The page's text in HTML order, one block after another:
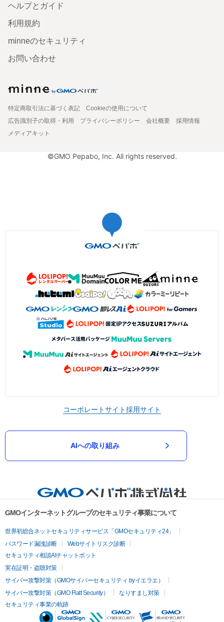
ヘルプとガイド
利用規約
minneのセキュリティ
お問い合わせ
特定商取引法に基づく表記
Cookieの使用について
広告識別子の取得・利用
プライバシーポリシー 会社概要
採用情報
メディアキット
©GMO Pepabo, Inc. All rights reserved.
コーポレートサイト採用サイト
AIへの取り組み
GMOインターネットグループのセキュリティ事業について
世界初総合ネットセキュリティサービス「GMOセキュリティ24」
パスワード漏洩診断
Webサイトリスク診断
セキュリティ相談AIチャットボット
実在証明・盗聴対策
サイバー攻撃対策（GMOサイバーセキュリティ byイエラエ）
サイバー攻撃対策（GMO Flatt Security）
なりすまし対策
セキュリティ事業の軌跡